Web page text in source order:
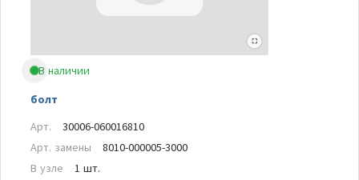
В наличии
болт
Арт.
30006-060016810
Арт. замены
8010-000005-3000
В узле
1 шт.